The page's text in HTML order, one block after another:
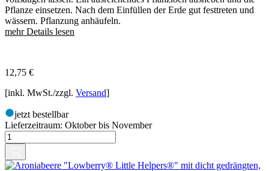
Pflanze einsetzen. Nach dem Einfüllen der Erde gut festtreten und
wässern. Pflanzung anhäufeln.
mehr Details lesen
12,75 €
[inkl. MwSt./zzgl. Versand]
jetzt bestellbar
Lieferzeitraum: Oktober bis November